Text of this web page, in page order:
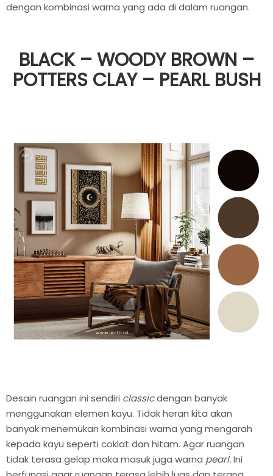
dengan kombinasi warna yang ada di dalam ruangan.
BLACK – WOODY BROWN –
POTTERS CLAY – PEARL BUSH
Desain ruangan ini sendiri classicdengan banyak
menggunakan elemen kayu. Tidak heran kita akan
banyak menemukan kombinasi warna yang mengarah
kepada kayu seperti coklat dan hitam. Agar ruangan
tidak terasa gelap maka masuk juga warna pearl.Ini